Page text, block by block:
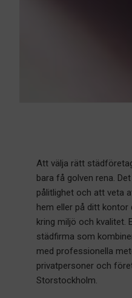
Att välja rätt
bara få golven rena.
pålitlighet och att veta
hem eller på ditt kontor
kring miljö och kvalitet.
städfirma som
med professionella
privatpersoner och
Storstockholm.